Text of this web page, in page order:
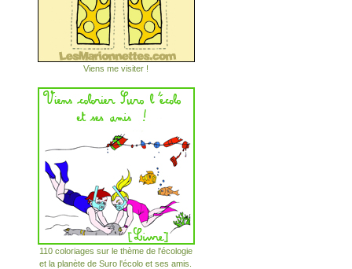
Viens me visiter !
110 coloriages sur le thème de l'écologie
et la planète de Suro l'écolo et ses amis.